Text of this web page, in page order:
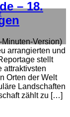
– 18.
Version)
arrangierten und
stellt
attraktivsten
Orten der Welt
Landschaften
zählt zu […]